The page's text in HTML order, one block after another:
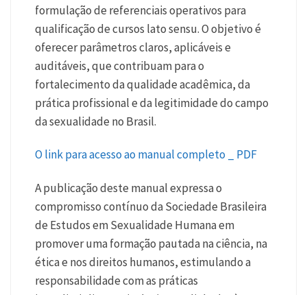
formulação de referenciais operativos para
qualificação de cursos lato sensu. O objetivo é
oferecer parâmetros claros, aplicáveis e
auditáveis, que contribuam para o
fortalecimento da qualidade acadêmica, da
prática profissional e da legitimidade do campo
da sexualidade no Brasil.
O link para acesso ao manual completo _ PDF
A publicação deste manual expressa o
compromisso contínuo da Sociedade Brasileira
de Estudos em Sexualidade Humana em
promover uma formação pautada na ciência, na
ética e nos direitos humanos, estimulando a
responsabilidade com as práticas